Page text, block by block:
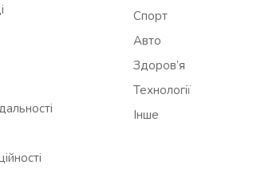
Спорт
Авто
Здоров’я
Технології
Інше